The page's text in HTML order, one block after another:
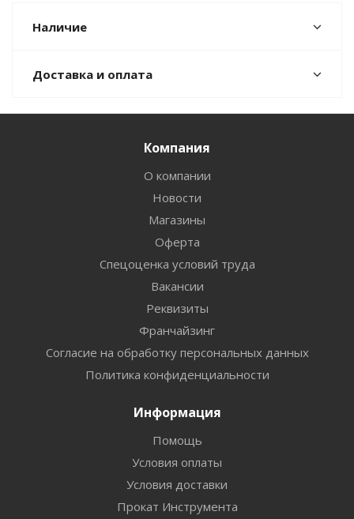
Наличие
Доставка и оплата
Компания
О компании
Новости
Магазины
Оферта
Спецоценка условий труда
Вакансии
Реквизиты
Франчайзинг
Согласие на обработку персональных данных
Политика конфиденциальности
Информация
Помощь
Условия оплаты
Условия доставки
Прокат Инструмента